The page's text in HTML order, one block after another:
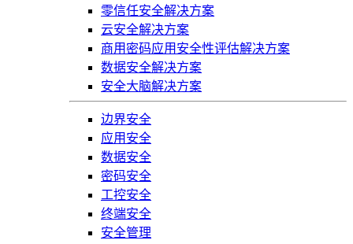
零信任安全解决方案
云安全解决方案
商用密码应用安全性评估解决方案
数据安全解决方案
安全大脑解决方案
边界安全
应用安全
数据安全
密码安全
工控安全
终端安全
安全管理